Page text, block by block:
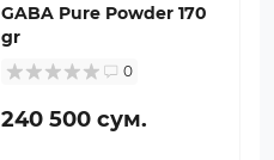
GABA Pure Powder 170
gr
0
240 500 сум.